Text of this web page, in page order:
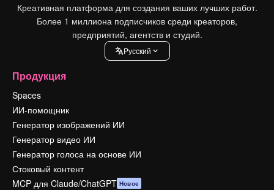
Креативная платформа для создания ваших лучших работ.
Более 1 миллиона подписчиков среди креаторов,
предприятий, агентств и студий.
Pусский
Продукция
Spaces
ИИ-помощник
Генератор изображений ИИ
Генератор видео ИИ
Генератор голоса на основе ИИ
Стоковый контент
MCP для Claude/ChatGPT Новое